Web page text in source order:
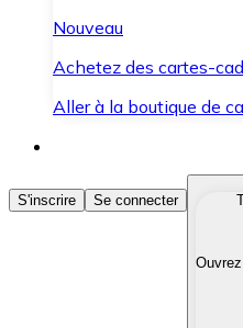
Nouveau
Achetez des cartes-
Aller à la boutique de
Acheter des
Achetez les
Convertissez vos
S'inscrire Se connecter